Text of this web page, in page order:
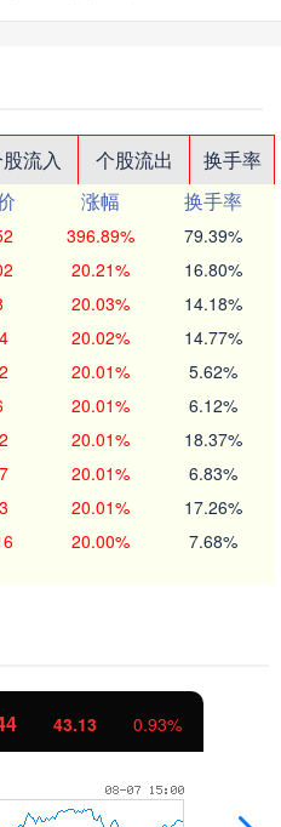
流入 个股流出
换手率
涨幅
换手率
396.89% 79.39%
20.21% 16.80%
20.03% 14.18%
20.02% 14.77%
20.01% 5.62%
20.01% 6.12%
20.01% 18.37%
20.01% 6.83%
20.01% 17.26%
20.00% 7.68%
43.13 0.93%